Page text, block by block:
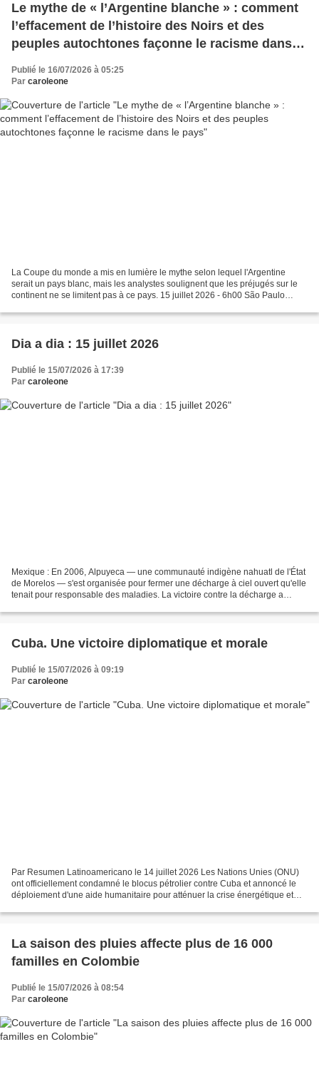
Le mythe de « l’Argentine blanche » : comment
l’effacement de l’histoire des Noirs et des
peuples autochtones façonne le racisme dans le
pays
Publié le 16/07/2026 à 05:25
Par caroleone
La Coupe du monde a mis en lumière le mythe selon lequel l'Argentine
serait un pays blanc, mais les analystes soulignent que les préjugés sur le
continent ne se limitent pas à ce pays. 15 juillet 2026 - 6h00 São Paulo
Dia a dia : 15 juillet 2026
Publié le 15/07/2026 à 17:39
Par caroleone
Mexique : En 2006, Alpuyeca — une communauté indigène nahuatl de l'État
de Morelos — s'est organisée pour fermer une décharge à ciel ouvert qu'elle
tenait pour responsable des maladies. La victoire contre la décharge a
Cuba. Une victoire diplomatique et morale
Publié le 15/07/2026 à 09:19
Par caroleone
Par Resumen Latinoamericano le 14 juillet 2026 Les Nations Unies (ONU)
ont officiellement condamné le blocus pétrolier contre Cuba et annoncé le
déploiement d'une aide humanitaire pour atténuer la crise énergétique et
La saison des pluies affecte plus de 16 000
familles en Colombie
Publié le 15/07/2026 à 08:54
Par caroleone